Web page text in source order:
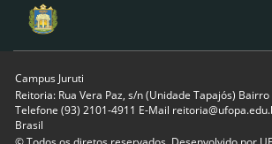
Campus Juruti
Reitoria: Rua Vera Paz, s/n (Unidade Tapajós)
Telefone (93) 2101-4911 E-Mail
Brasil